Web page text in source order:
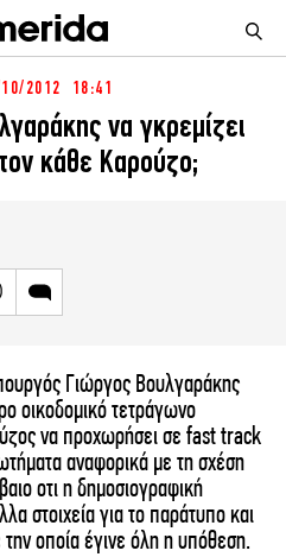
ΠΟΛΙΤΙΚΗ
ΕΛΛΑΔΑ
ΚΟΣΜΟΣ
ENGLISH EDITION
ΥΓΕΙΑ
ΟΛΥΜΠΙΑΚΟΙ ΑΓΩΝΕΣ
GREEN
iAUTOKINITO
iGASTRONOMIE
ΖΩΔΙΑ
2012 18:41
να γκρεμίζει
κάθε Καρούζο;
Γιώργος Βουλγαράκης
οικοδομικό τετράγωνο
να προχωρήσει σε fast track
αναφορικά με τη σχέση
οτι η δημοσιογραφική
στοιχεία για το παράτυπο και
οποία έγινε όλη η υπόθεση.